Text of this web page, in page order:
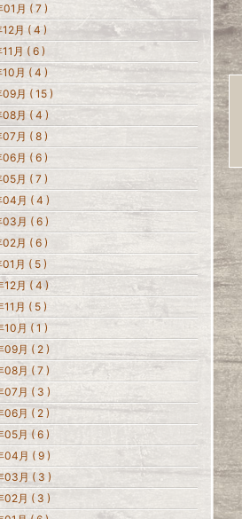
月 ( 7 )
月 ( 4 )
月 ( 6 )
月 ( 4 )
月 ( 15 )
月 ( 4 )
月 ( 8 )
月 ( 6 )
月 ( 7 )
04月 ( 4 )
月 ( 6 )
月 ( 6 )
月 ( 5 )
月 ( 4 )
月 ( 5 )
月 ( 1 )
09月 ( 2 )
08月 ( 7 )
07月 ( 3 )
06月 ( 2 )
05月 ( 6 )
04月 ( 9 )
03月 ( 3 )
02月 ( 3 )